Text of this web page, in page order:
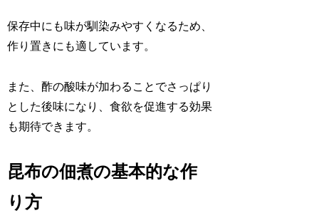
保存中にも味が馴染みやすくなるため、
作り置きにも適しています。
また、酢の酸味が加わることでさっぱり
とした後味になり、食欲を促進する効果
も期待できます。
昆布の佃煮の基本的な作
り方